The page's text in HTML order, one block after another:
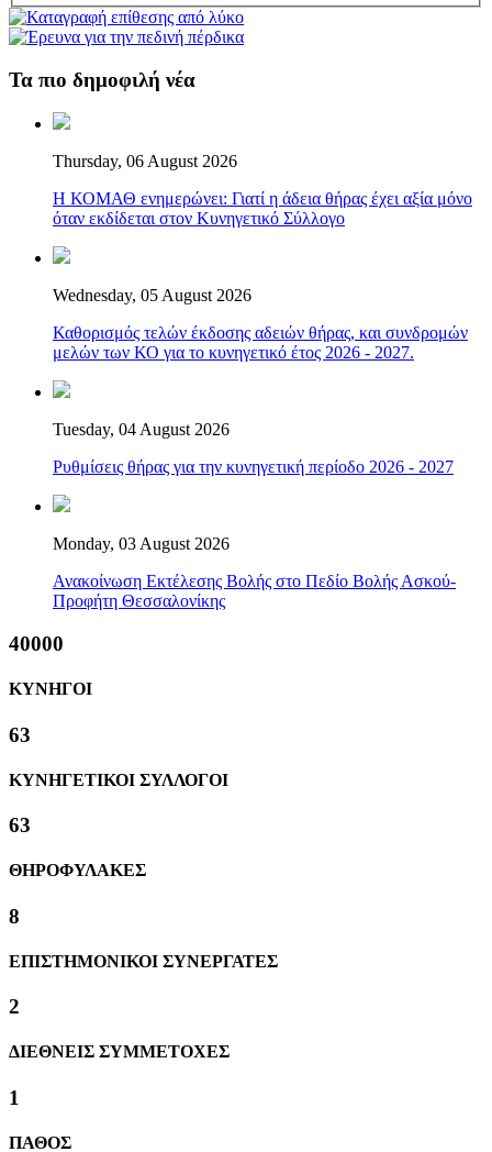
Τα πιο δημοφιλή νέα
Thursday, 06 August 2026
Η ΚΟΜΑΘ ενημερώνει: Γιατί η άδεια θήρας έχει αξία μόνο
όταν εκδίδεται στον Κυνηγετικό Σύλλογο
Wednesday, 05 August 2026
Καθορισμός τελών έκδοσης αδειών θήρας, και συνδρομών
μελών των ΚΟ για το κυνηγετικό έτος 2026 - 2027.
Tuesday, 04 August 2026
Ρυθμίσεις θήρας για την κυνηγετική περίοδο 2026 - 2027
Monday, 03 August 2026
Ανακοίνωση Εκτέλεσης Βολής στο Πεδίο Βολής Ασκού-
Προφήτη Θεσσαλονίκης
40000
ΚΥΝΗΓΟΙ
63
ΚΥΝΗΓΕΤΙΚΟΙ ΣΥΛΛΟΓΟΙ
63
ΘΗΡΟΦΥΛΑΚΕΣ
8
ΕΠΙΣΤΗΜΟΝΙΚΟΙ ΣΥΝΕΡΓΑΤΕΣ
2
ΔΙΕΘΝΕΙΣ ΣΥΜΜΕΤΟΧΕΣ
1
ΠΑΘΟΣ